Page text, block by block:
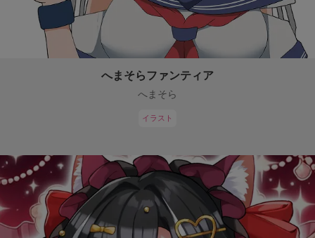
へまそらファンティア
へまそら
イラスト